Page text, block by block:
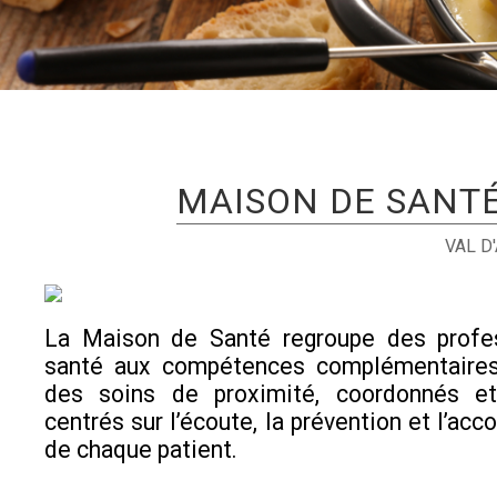
MAISON DE
VAL
La Maison de Santé regroupe des
santé aux compétences
des soins de proximité, coordonnés
centrés sur l’écoute, la prévention et
de chaque patient.